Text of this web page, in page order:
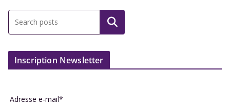
Inscription Newsletter
Adresse e-mail*